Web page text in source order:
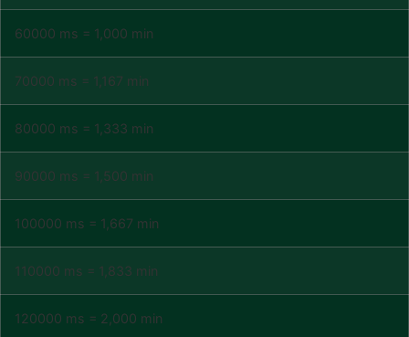
60000 ms = 1,000 min
70000 ms = 1,167 min
80000 ms = 1,333 min
90000 ms = 1,500 min
100000 ms = 1,667 min
110000 ms = 1,833 min
120000 ms = 2,000 min